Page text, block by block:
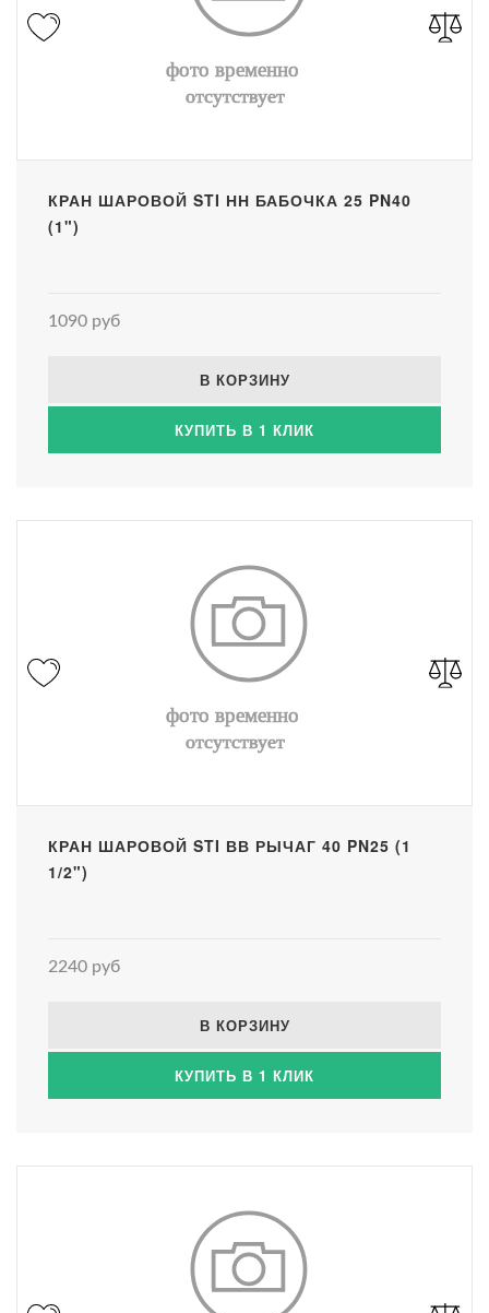
КРАН ШАРОВОЙ STI НН БАБОЧКА 25 PN40
(1")
1090 руб
В КОРЗИНУ
КУПИТЬ В 1 КЛИК
КРАН ШАРОВОЙ STI ВВ РЫЧАГ 40 PN25 (1
1/2")
2240 руб
В КОРЗИНУ
КУПИТЬ В 1 КЛИК